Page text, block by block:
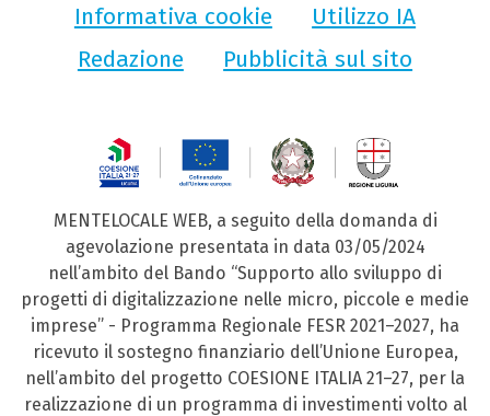
Informativa cookie
Utilizzo IA
Redazione
Pubblicità sul sito
MENTELOCALE WEB, a seguito della domanda di
agevolazione presentata in data 03/05/2024
nell’ambito del Bando “Supporto allo sviluppo di
progetti di digitalizzazione nelle micro, piccole e medie
imprese” - Programma Regionale FESR 2021–2027, ha
ricevuto il sostegno finanziario dell’Unione Europea,
nell’ambito del progetto COESIONE ITALIA 21–27, per la
realizzazione di un programma di investimenti volto al